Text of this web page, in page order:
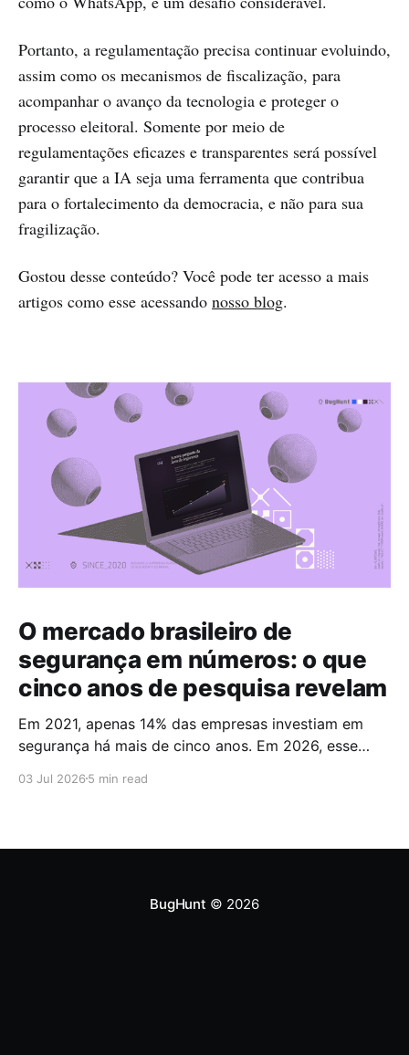
Portanto, a regulamentação precisa continuar evoluindo,
assim como os mecanismos de fiscalização, para
acompanhar o avanço da tecnologia e proteger o
processo eleitoral. Somente por meio de
regulamentações eficazes e transparentes será possível
garantir que a IA seja uma ferramenta que contribua
para o fortalecimento da democracia, e não para sua
fragilização.
Gostou desse conteúdo? Você pode ter acesso a mais
artigos como esse acessando nosso blog.
O mercado brasileiro de
segurança em números: o que
cinco anos de pesquisa revelam
Em 2021, apenas 14% das empresas investiam em
segurança há mais de cinco anos. Em 2026, esse
para que a maioria do mercado cruzasse a fronteira
histórica conduzida pela
03 Jul 2026 5 min read
BugHunt © 2026